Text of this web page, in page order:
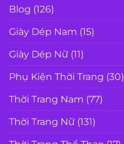
Blog (126)
Giày Dép Nam (15)
Giày Dép Nữ (11)
Phụ Kiện Thời Trang (30)
Thời Trang Nam (77)
Thời Trang Nữ (131)